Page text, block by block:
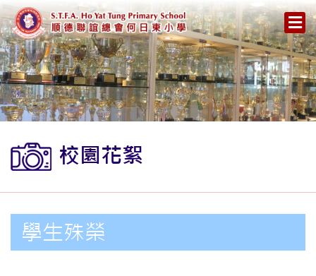
校園花絮
學生殊榮